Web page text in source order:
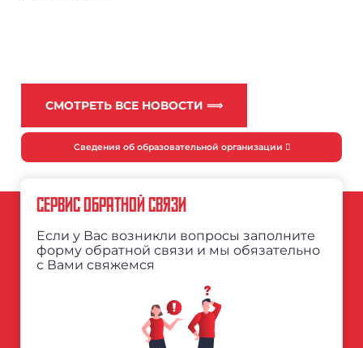
СМОТРЕТЬ ВСЕ НОВОСТИ ⟹
Сведения об образовательной организации
СЕРВИС ОБРАТНОЙ СВЯЗИ
Если у Вас возникли вопросы заполните
форму обратной связи и мы обязательно
с Вами свяжемся